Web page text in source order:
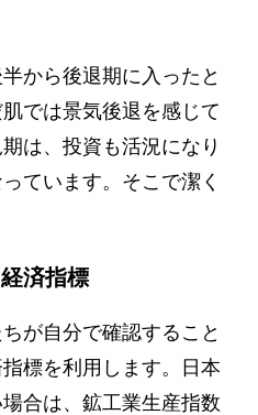
から後退期に入ったと
では景気後退を感じて
は、投資も活況になり
ています。そこで潔く
済指標
が自分で確認すること
標を利用します。日本
合は、鉱工業生産指数